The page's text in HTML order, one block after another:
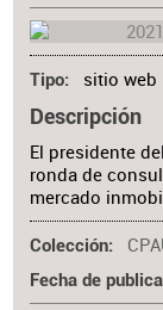
Tipo sitio web
Descripción
El presidente
ronda de
mercado
Colección
Fecha de